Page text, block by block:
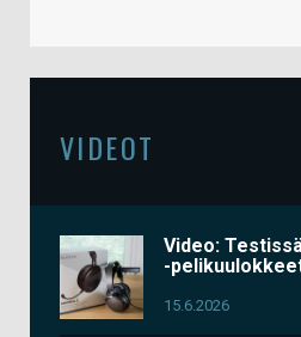
VIDEOT
Video:
-
15.6.2026